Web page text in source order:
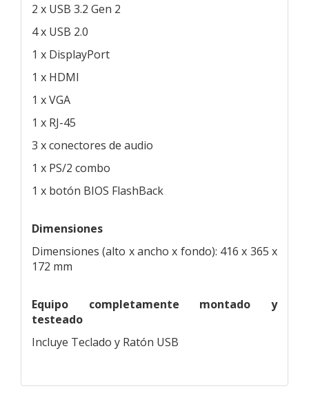
2 x USB 3.2 Gen 2
4 x USB 2.0
1 x DisplayPort
1 x HDMI
1 x VGA
1 x RJ-45
3 x conectores de audio
1 x PS/2 combo
1 x botón BIOS FlashBack
Dimensiones
Dimensiones (alto x ancho x fondo): 416 x 365 x
172 mm
Equipo completamente montado y
testeado
Incluye Teclado y Ratón USB